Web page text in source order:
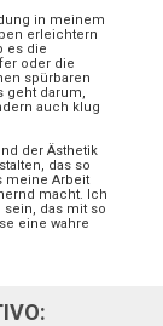
in meinem
erleichtern
es die
oder die
spürbaren
geht darum,
auch klug
der Ästhetik
das so
meine Arbeit
macht. Ich
sein, das mit so
eine wahre